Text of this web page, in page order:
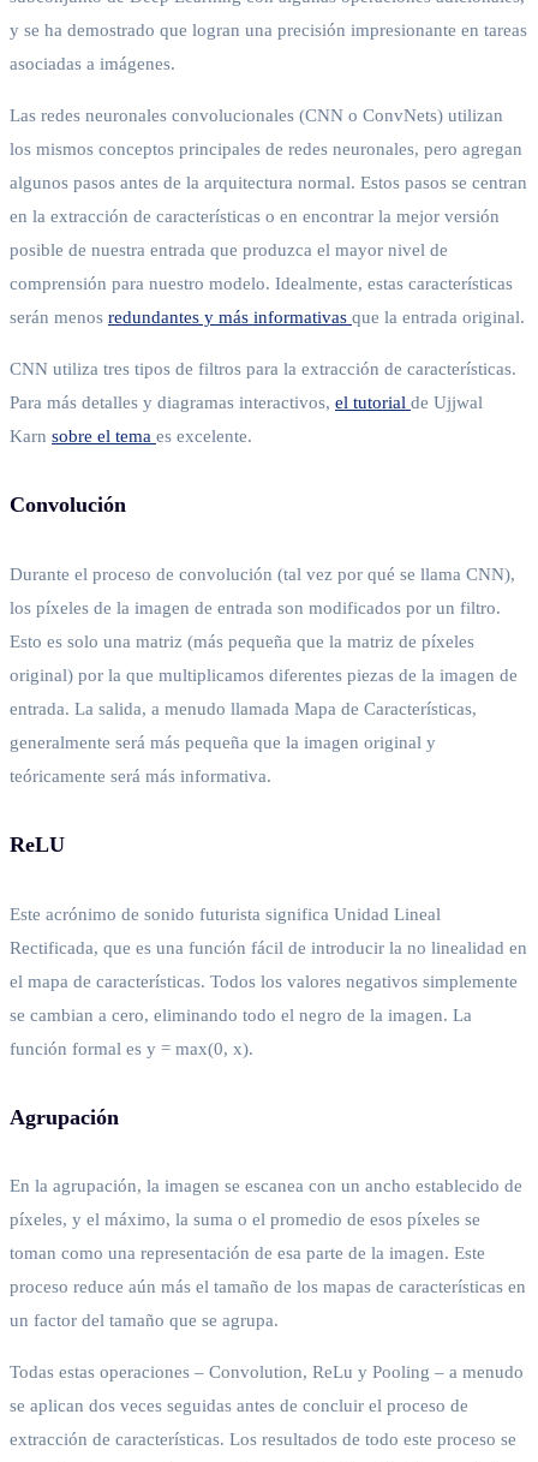
y se ha demostrado que logran una precisión impresionante en tareas
asociadas a imágenes.
Las redes neuronales convolucionales (CNN o ConvNets) utilizan
los mismos conceptos principales de redes neuronales, pero agregan
algunos pasos antes de la arquitectura normal. Estos pasos se centran
en la extracción de características o en encontrar la mejor versión
posible de nuestra entrada que produzca el mayor nivel de
comprensión para nuestro modelo. Idealmente, estas características
serán menos redundantes y más informativas que la entrada original.
CNN utiliza tres tipos de filtros para la extracción de características.
Para más detalles y diagramas interactivos, el tutorial de Ujjwal
Karn sobre el tema es excelente.
Convolución
Durante el proceso de convolución (tal vez por qué se llama CNN),
los píxeles de la imagen de entrada son modificados por un filtro.
Esto es solo una matriz (más pequeña que la matriz de píxeles
original) por la que multiplicamos diferentes piezas de la imagen de
entrada. La salida, a menudo llamada Mapa de Características,
generalmente será más pequeña que la imagen original y
teóricamente será más informativa.
ReLU
Este acrónimo de sonido futurista significa Unidad Lineal
Rectificada, que es una función fácil de introducir la no linealidad en
el mapa de características. Todos los valores negativos simplemente
se cambian a cero, eliminando todo el negro de la imagen. La
función formal es y = max(0, x).
Agrupación
En la agrupación, la imagen se escanea con un ancho establecido de
píxeles, y el máximo, la suma o el promedio de esos píxeles se
toman como una representación de esa parte de la imagen. Este
proceso reduce aún más el tamaño de los mapas de características en
un factor del tamaño que se agrupa.
Todas estas operaciones – Convolution, ReLu y Pooling – a menudo
se aplican dos veces seguidas antes de concluir el proceso de
extracción de características. Los resultados de todo este proceso se